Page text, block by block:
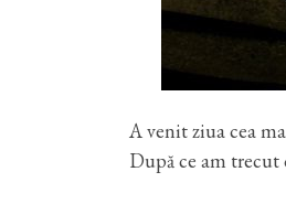
A venit ziua cea
După ce am